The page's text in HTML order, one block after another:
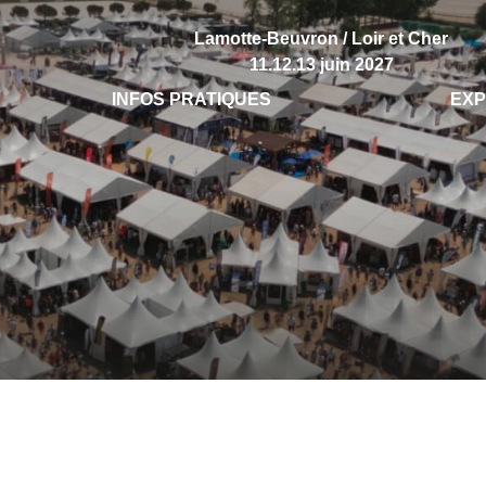
Lamotte-Beuvron / Loir et Cher
11.12.13 juin 2027
INFOS PRATIQUES